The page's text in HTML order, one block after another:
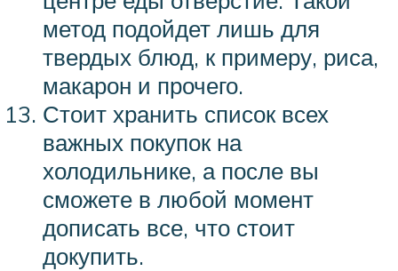
метод подойдет лишь для
твердых блюд, к примеру, риса,
макарон и прочего.
Стоит хранить список всех
важных покупок на
холодильнике, а после вы
сможете в любой момент
дописать все, что стоит
докупить.